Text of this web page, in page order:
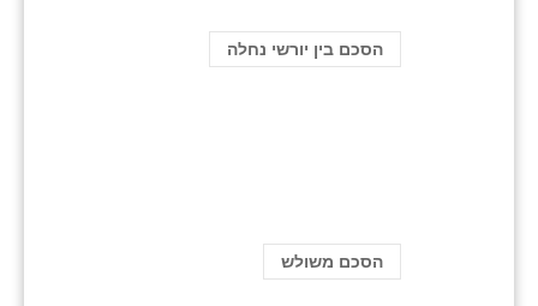
הסכם בין יורשי נחלה
הסכם משולש